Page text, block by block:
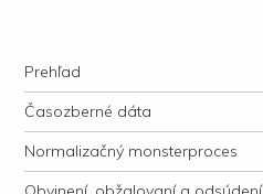
justície
Navigation
Skip to content
Prehľad
Časozberné dáta
Normalizačný monsterproces